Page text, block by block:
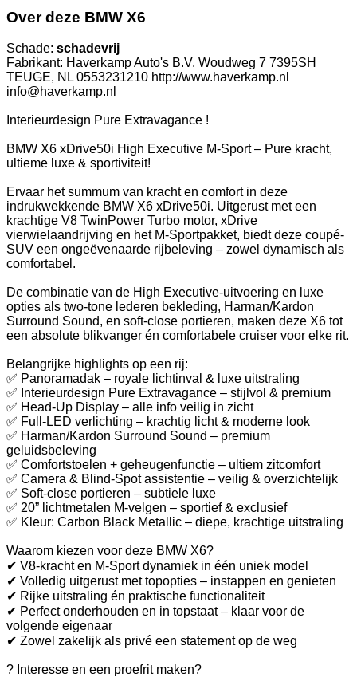
Over deze BMW X6
Schade: schadevrij
Fabrikant: Haverkamp Auto's B.V. Woudweg 7 7395SH
TEUGE, NL 0553231210 http://www.haverkamp.nl
info@haverkamp.nl
Interieurdesign Pure Extravagance !
BMW X6 xDrive50i High Executive M-Sport – Pure kracht,
ultieme luxe & sportiviteit!
Ervaar het summum van kracht en comfort in deze
indrukwekkende BMW X6 xDrive50i. Uitgerust met een
krachtige V8 TwinPower Turbo motor, xDrive
vierwielaandrijving en het M-Sportpakket, biedt deze coupé-
SUV een ongeëvenaarde rijbeleving – zowel dynamisch als
comfortabel.
De combinatie van de High Executive-uitvoering en luxe
opties als two-tone lederen bekleding, Harman/Kardon
Surround Sound, en soft-close portieren, maken deze X6 tot
een absolute blikvanger én comfortabele cruiser voor elke rit.
Belangrijke highlights op een rij:
✅ Panoramadak – royale lichtinval & luxe uitstraling
✅ Interieurdesign Pure Extravagance – stijlvol & premium
✅ Head-Up Display – alle info veilig in zicht
✅ Full-LED verlichting – krachtig licht & moderne look
✅ Harman/Kardon Surround Sound – premium
geluidsbeleving
✅ Comfortstoelen + geheugenfunctie – ultiem zitcomfort
✅ Camera & Blind-Spot assistentie – veilig & overzichtelijk
✅ Soft-close portieren – subtiele luxe
✅ 20” lichtmetalen M-velgen – sportief & exclusief
✅ Kleur: Carbon Black Metallic – diepe, krachtige uitstraling
Waarom kiezen voor deze BMW X6?
✔ V8-kracht en M-Sport dynamiek in één uniek model
✔ Volledig uitgerust met topopties – instappen en genieten
✔ Rijke uitstraling én praktische functionaliteit
✔ Perfect onderhouden en in topstaat – klaar voor de
volgende eigenaar
✔ Zowel zakelijk als privé een statement op de weg
? Interesse en een proefrit maken?